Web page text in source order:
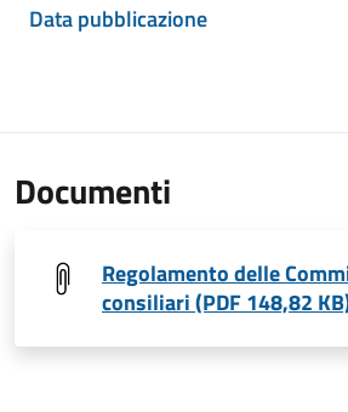
Data pubblicazione
Documenti
Regolamento delle
consiliari (PDF 148,82